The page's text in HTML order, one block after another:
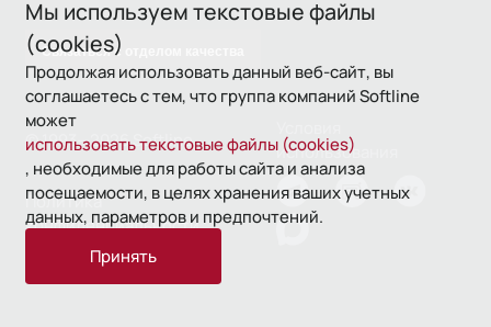
Мы используем текстовые файлы
(cookies)
Продолжая использовать данный веб-сайт, вы
соглашаетесь с тем, что группа компаний Softline
может
использовать текстовые файлы (cookies)
, необходимые для работы сайта и анализа
посещаемости, в целях хранения ваших учетных
данных, параметров и предпочтений.
Принять
Связаться с отделом качества
© 1993—2026 Softline
использования
Политика
конфиденциальности